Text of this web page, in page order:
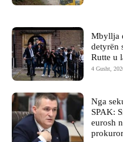
Mbyllja
detyrën
Rutte u
4 Gusht,
Nga
SPAK:
eurosh